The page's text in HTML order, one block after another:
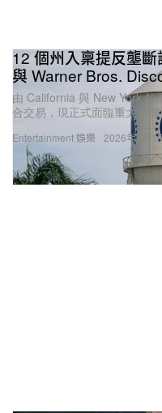
Entertainment 娛樂
12 個州入稟提反壟
與 Warner Bros.
由 California 與 New York
合交易，現正式面臨重大法
2026年7月